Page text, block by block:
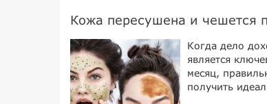
Кожа пересушена и чешется
Когда дело
является
месяц,
получить